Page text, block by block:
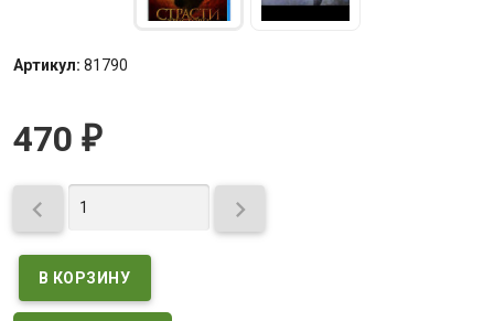
Артикул: 81790
470 ₽
 